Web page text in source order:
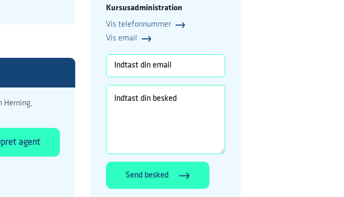
Herning,
agent
Kursusadministration
Vis telefonnummer
Vis email
Send besked